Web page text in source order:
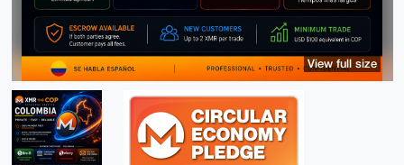
View full size